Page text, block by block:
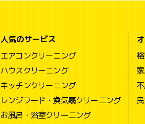
人気のサービス
エアコンクリーニング
ハウスクリーニング
キッチンクリーニング
レンジフード・換気扇クリーニング
お風呂・浴室クリーニング